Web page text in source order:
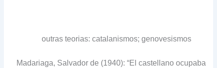
outras teorias: catalanismos; genovesismos
Madariaga, Salvador de (1940): “El castellano ocupaba